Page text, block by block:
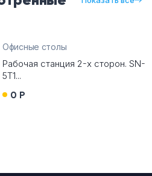
Офисные столы
Рабочая станция 2-х сторон. SN-
5T1...
0 Р